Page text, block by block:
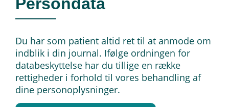
Du har som patient altid ret til at anmode om
indblik i din journal. Ifølge ordningen for
databeskyttelse har du tillige en række
rettigheder i forhold til vores behandling af
dine personoplysninger.